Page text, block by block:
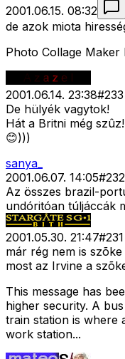
2001.06.15. 08:32
de azok miota
Photo Collage
2001.06.14. 23:38#233
De hülyék vagytok!
Hát a Britni még
😊)))
sanya_
2001.06.07. 14:05#232
Az összes brazil-
undóritóan túljáccák
2001.05.30. 21:47#231
már rég nem is szõke
most az Irvine a
This message has
higher security. A
train station is where
work station...